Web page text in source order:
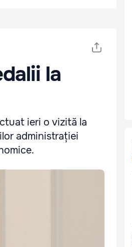
la
ieri o vizită la
administrației